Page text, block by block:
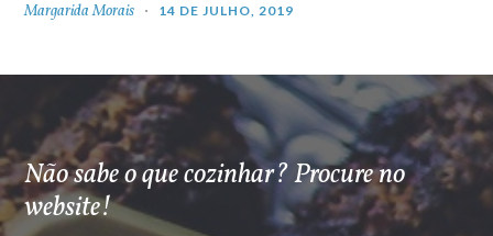
Margarida Morais 14 DE JULHO, 2019
Não sabe o que cozinhar? Procure no
website!